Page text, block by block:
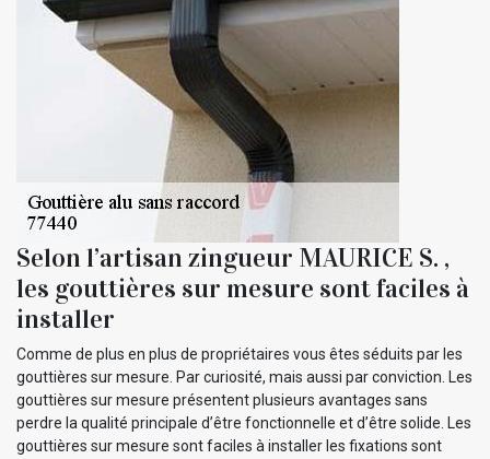
Selon l’artisan zingueur MAURICE S. ,
les gouttières sur mesure sont faciles à
installer
Comme de plus en plus de propriétaires vous êtes séduits par les
gouttières sur mesure. Par curiosité, mais aussi par conviction. Les
gouttières sur mesure présentent plusieurs avantages sans
perdre la qualité principale d’être fonctionnelle et d’être solide. Les
gouttières sur mesure sont faciles à installer les fixations sont